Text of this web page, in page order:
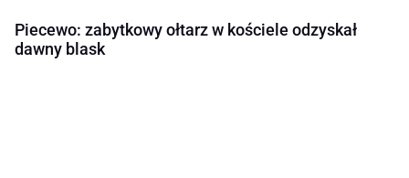
Piecewo: zabytkowy ołtarz w kościele odzyskał
dawny blask